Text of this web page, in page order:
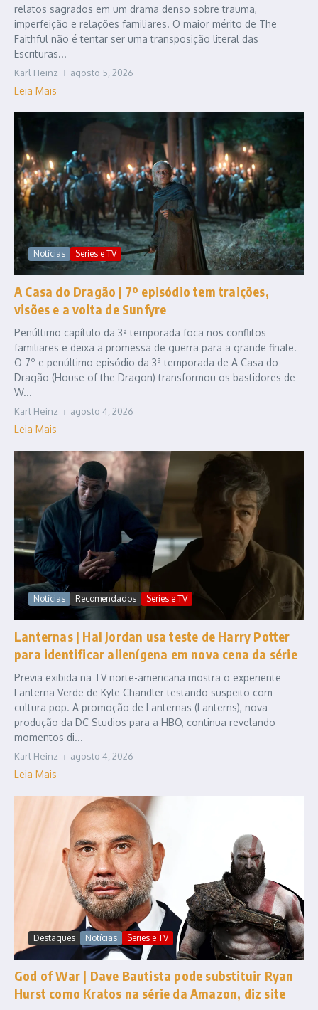
relatos sagrados em um drama denso sobre trauma,
imperfeição e relações familiares. O maior mérito de The
Faithful não é tentar ser uma transposição literal das
Escrituras...
Karl Heinz agosto 5, 2026
Leia Mais
Notícias Series e TV
A Casa do Dragão | 7º episódio tem traições,
visões e a volta de Sunfyre
Penúltimo capítulo da 3ª temporada foca nos conflitos
familiares e deixa a promessa de guerra para a grande finale.
O 7º e penúltimo episódio da 3ª temporada de A Casa do
Dragão (House of the Dragon) transformou os bastidores de
W...
Karl Heinz agosto 4, 2026
Leia Mais
Notícias Recomendados Series e TV
Lanternas | Hal Jordan usa teste de Harry Potter
para identificar alienígena em nova cena da série
Previa exibida na TV norte-americana mostra o experiente
Lanterna Verde de Kyle Chandler testando suspeito com
cultura pop. A promoção de Lanternas (Lanterns), nova
produção da DC Studios para a HBO, continua revelando
momentos di...
Karl Heinz agosto 4, 2026
Leia Mais
Destaques Notícias Series e TV
God of War | Dave Bautista pode substituir Ryan
Hurst como Kratos na série da Amazon, diz site